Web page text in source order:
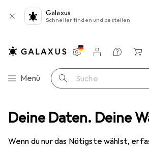
Deine Daten. Deine
Wenn du nur das Nötigste wählst,
Galaxus
Schneller finden und bestellen
Navigation nach Kategorien
Menü Suche
Einstellungen
Kundenkonto
Vergleichslisten
Merklisten
Warenkorb
Lampen + Leuchten Leuchtmittel